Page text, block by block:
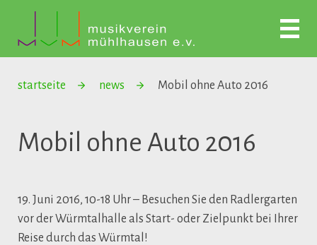
startseite news Mobil ohne Auto 2016
Mobil ohne Auto 2016
19. Juni 2016, 10-18 Uhr – Besuchen Sie den Radlergarten
vor der Würmtalhalle als Start- oder Zielpunkt bei Ihrer
Reise durch das Würmtal!